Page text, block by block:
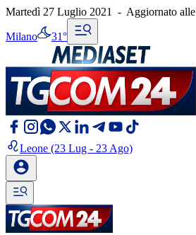
Martedì 27 Luglio 2021 - Aggiornato alle
Milano 31°
Leone (23 Lug - 23 Ago)